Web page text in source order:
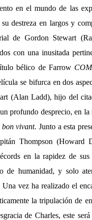
en el mundo de las
destreza en largos y
de Gordon Stewart
con una inusitada
bélico de Farrow
se bifurca en dos
(Alan Ladd), hijo del
profundo desprecio, en la
bon vivant. Junto a esta
Thompson (Howard
en la rapidez de sus
humanidad, y solo
vez ha realizado el
la tripulación de
de Charles, este